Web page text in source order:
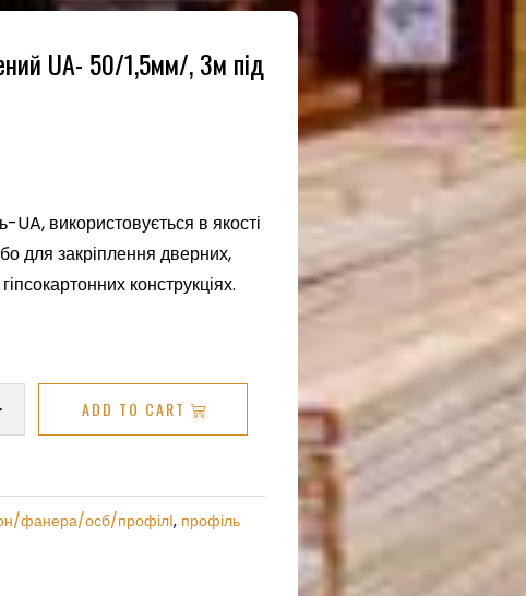
UА- 50/1,5мм/, 3м під
використовується в якості
для закріплення дверних,
конструкціях.
ADD TO CART
фанера/осб/профілІ, профіль